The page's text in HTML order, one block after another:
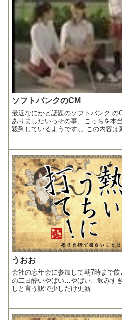
ソフトバンクのCM
最近なにかと話題のソフトバンク
ありましたいっその事、こっちを本
殺到しているようですし この内容は
うおお
会社の忘年会に参加して朝7時まで
の二日酔いやばい…やばい…飲みす
しと言う訳で少しだけ更新